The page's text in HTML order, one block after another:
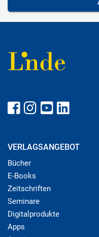
VERLAGSANGEBOT
Bücher
E-Books
Zeitschriften
Seminare
Digitalprodukte
Apps